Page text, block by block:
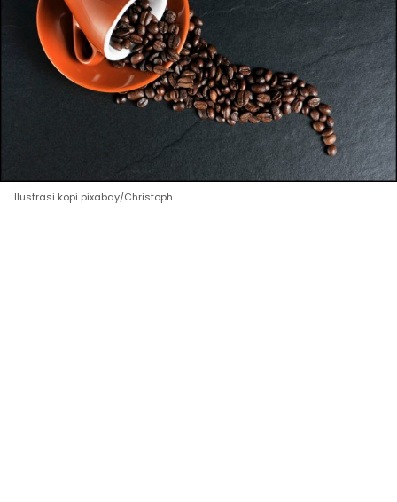
Ilustrasi kopi pixabay/Christoph